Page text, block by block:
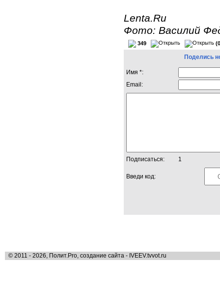
Lenta.Ru
Фото: Василий
349
Поделись
Имя *:
Email:
Подписаться: 1
Введи код:
© 2011 - 2026, Полит.Pro, создание сайта - IVEEV.tvvot.ru